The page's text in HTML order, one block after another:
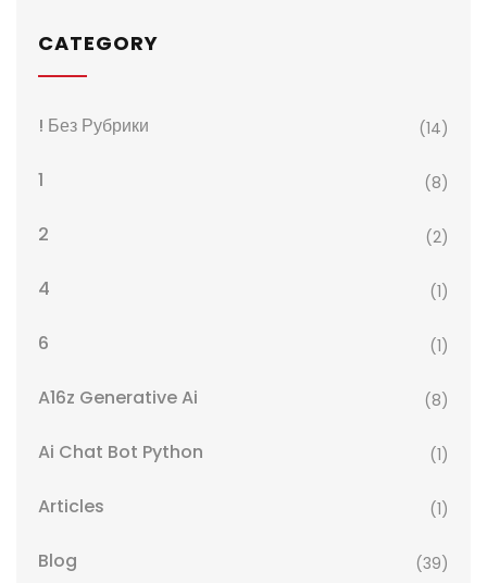
CATEGORY
! Без Рубрики (14)
1 (8)
2 (2)
4 (1)
6 (1)
A16z Generative Ai (8)
Ai Chat Bot Python (1)
Articles (1)
Blog (39)